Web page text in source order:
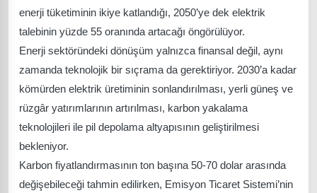
enerji tüketiminin ikiye katlandığı, 2050’ye dek elektrik
talebinin yüzde 55 oranında artacağı öngörülüyor.
Enerji sektöründeki dönüşüm yalnızca finansal değil, aynı
zamanda teknolojik bir sıçrama da gerektiriyor. 2030’a kadar
kömürden elektrik üretiminin sonlandırılması, yerli güneş ve
rüzgâr yatırımlarının artırılması, karbon yakalama
teknolojileri ile pil depolama altyapısının geliştirilmesi
bekleniyor.
Karbon fiyatlandırmasının ton başına 50-70 dolar arasında
değişebileceği tahmin edilirken, Emisyon Ticaret Sistemi’nin